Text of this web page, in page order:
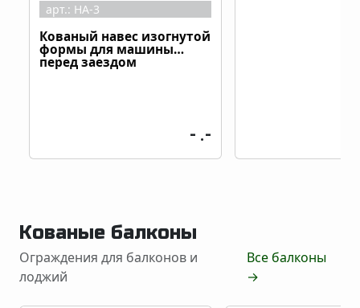
арт.: НА-3
Кованый навес изогнутой
формы для машины
перед заездом
- .-
Кованые балконы
Ограждения для балконов и
лоджий
Все балконы
→